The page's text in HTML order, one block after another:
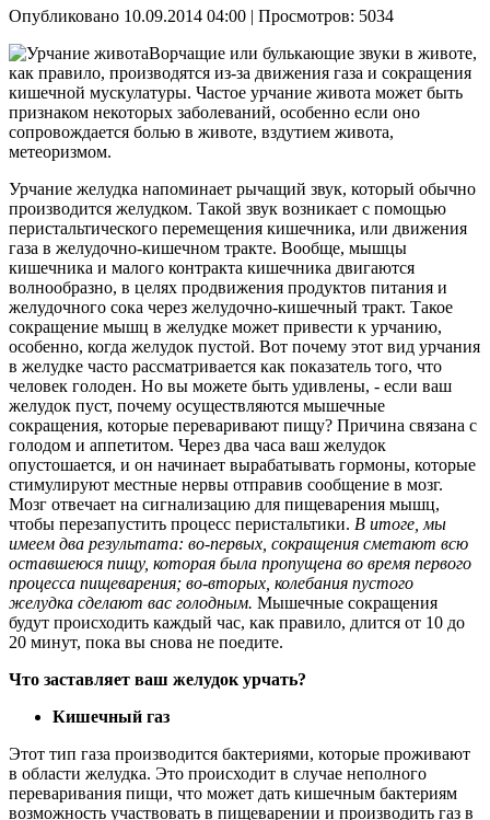
Опубликовано 10.09.2014 04:00 | Просмотров: 5034
Ворчащие или булькающие звуки в животе,
как правило, производятся из-за движения газа и сокращения
кишечной мускулатуры. Частое урчание живота может быть
признаком некоторых заболеваний, особенно если оно
сопровождается болью в животе, вздутием живота,
метеоризмом.
Урчание желудка напоминает рычащий звук, который обычно
производится желудком. Такой звук возникает с помощью
перистальтического перемещения кишечника, или движения
газа в желудочно-кишечном тракте. Вообще, мышцы
кишечника и малого контракта кишечника двигаются
волнообразно, в целях продвижения продуктов питания и
желудочного сока через желудочно-кишечный тракт. Такое
сокращение мышц в желудке может привести к урчанию,
особенно, когда желудок пустой. Вот почему этот вид урчания
в желудке часто рассматривается как показатель того, что
человек голоден. Но вы можете быть удивлены, - если ваш
желудок пуст, почему осуществляются мышечные
сокращения, которые переваривают пищу? Причина связана с
голодом и аппетитом. Через два часа ваш желудок
опустошается, и он начинает вырабатывать гормоны, которые
стимулируют местные нервы отправив сообщение в мозг.
Мозг отвечает на сигнализацию для пищеварения мышц,
чтобы перезапустить процесс перистальтики. В итоге, мы
имеем два результата: во-первых, сокращения сметают всю
оставшеюся пищу, которая была пропущена во время первого
процесса пищеварения; во-вторых, колебания пустого
желудка сделают вас голодным. Мышечные сокращения
будут происходить каждый час, как правило, длится от 10 до
20 минут, пока вы снова не поедите.
Что заставляет ваш желудок урчать?
Кишечный газ
Этот тип газа производится бактериями, которые проживают
в области желудка. Это происходит в случае неполного
переваривания пищи, что может дать кишечным бактериям
возможность участвовать в пищеварении и производить газ в